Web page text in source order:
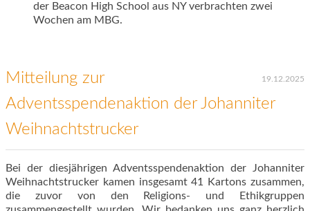
der Beacon High School aus NY verbrachten zwei
Wochen am MBG.
19.12.2025
Mitteilung zur
Adventsspendenaktion der Johanniter
Weihnachtstrucker
Bei der diesjährigen Adventsspendenaktion der Johanniter
Weihnachtstrucker kamen insgesamt 41 Kartons zusammen,
die zuvor von den Religions- und Ethikgruppen